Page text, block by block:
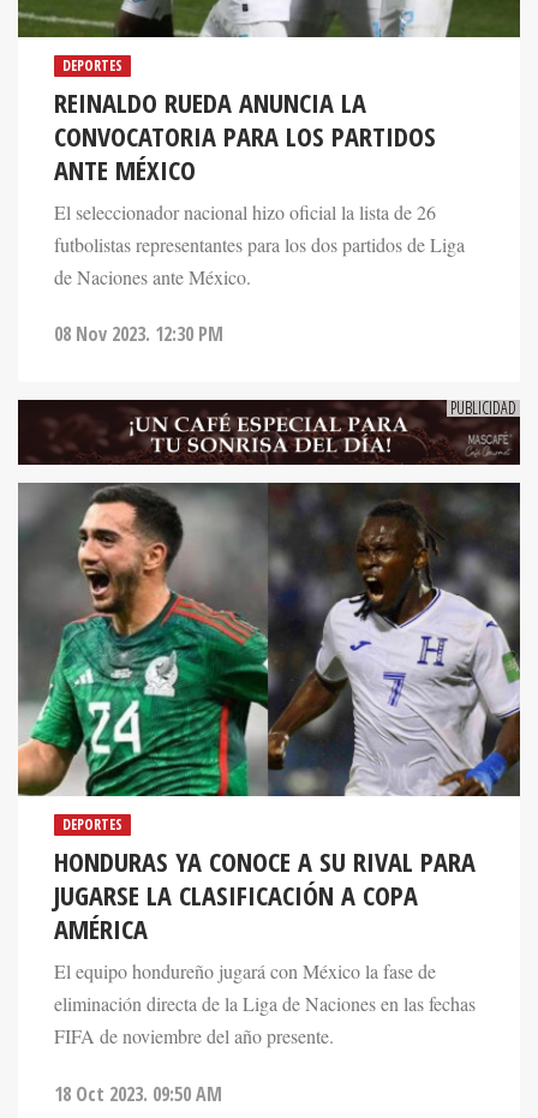
DEPORTES
REINALDO RUEDA ANUNCIA LA
CONVOCATORIA PARA LOS PARTIDOS
ANTE MÉXICO
El seleccionador nacional hizo oficial la lista de 26
futbolistas representantes para los dos partidos de Liga
de Naciones ante México.
08 Nov 2023. 12:30 PM
DEPORTES
HONDURAS YA CONOCE A SU RIVAL PARA
JUGARSE LA CLASIFICACIÓN A COPA
AMÉRICA
El equipo hondureño jugará con México la fase de
eliminación directa de la Liga de Naciones en las fechas
FIFA de noviembre del año presente.